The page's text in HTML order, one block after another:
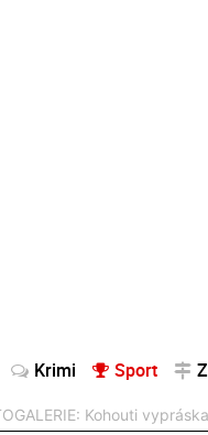
Krimi Sport
Kohouti